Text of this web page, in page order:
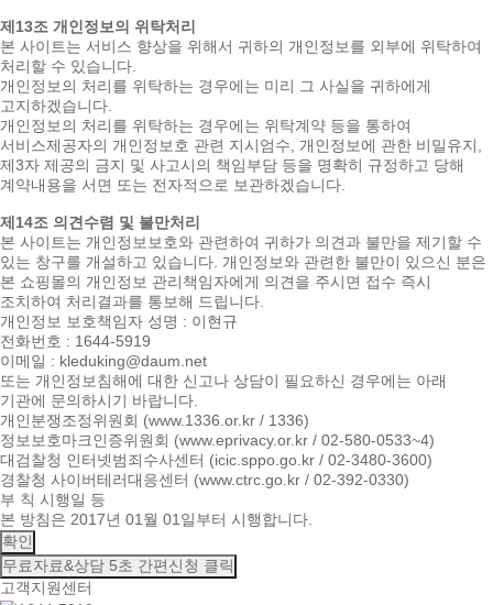
제13조 개인정보의 위탁처리
본 사이트는 서비스 향상을 위해서 귀하의 개인정보를 외부에 위탁하여
처리할 수 있습니다.
개인정보의 처리를 위탁하는 경우에는 미리 그 사실을 귀하에게
고지하겠습니다.
개인정보의 처리를 위탁하는 경우에는 위탁계약 등을 통하여
서비스제공자의 개인정보호 관련 지시엄수, 개인정보에 관한 비밀유지,
제3자 제공의 금지 및 사고시의 책임부담 등을 명확히 규정하고 당해
계약내용을 서면 또는 전자적으로 보관하겠습니다.
제14조 의견수렴 및 불만처리
본 사이트는 개인정보보호와 관련하여 귀하가 의견과 불만을 제기할 수
있는 창구를 개설하고 있습니다. 개인정보와 관련한 불만이 있으신 분은
본 쇼핑몰의 개인정보 관리책임자에게 의견을 주시면 접수 즉시
조치하여 처리결과를 통보해 드립니다.
개인정보 보호책임자 성명 : 이현규
전화번호 : 1644-5919
이메일 : kleduking@daum.net
또는 개인정보침해에 대한 신고나 상담이 필요하신 경우에는 아래
기관에 문의하시기 바랍니다.
개인분쟁조정위원회 (www.1336.or.kr / 1336)
정보보호마크인증위원회 (www.eprivacy.or.kr / 02-580-0533~4)
대검찰청 인터넷범죄수사센터 (icic.sppo.go.kr / 02-3480-3600)
경찰청 사이버테러대응센터 (www.ctrc.go.kr / 02-392-0330)
부 칙 시행일 등
본 방침은 2017년 01월 01일부터 시행합니다.
확인
무료자료&상담 5초 간편신청 클릭
고객지원센터